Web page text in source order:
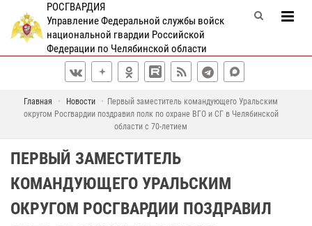
РОСГВАРДИЯ
Управление Федеральной службы войск
национальной гвардии Российской
Федерации по Челябинской области
Главная Новости
Первый заместитель командующего Уральским
округом Росгвардии поздравил полк по охране ВГО и СГ в Челябинской
области с 70-летием
ПЕРВЫЙ ЗАМЕСТИТЕЛЬ
КОМАНДУЮЩЕГО УРАЛЬСКИМ
ОКРУГОМ РОСГВАРДИИ ПОЗДРАВИЛ